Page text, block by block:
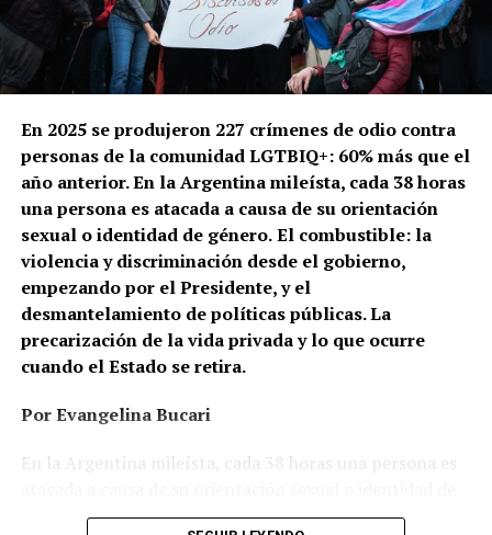
En 2025 se produjeron 227 crímenes de odio contra
personas de la comunidad LGTBIQ+: 60% más que el
año anterior. En la Argentina mileísta, cada 38 horas
una persona es atacada a causa de su orientación
sexual o identidad de género.El combustible: la
violencia y discriminación desde el gobierno,
empezando por el Presidente, y el
desmantelamiento de políticas públicas. La
precarización de la vida privada y lo que ocurre
cuando el Estado se retira.
Por Evangelina Bucari
En la Argentina mileísta, cada 38 horas una persona es
género. En Cañuelas, un hombre le prendió fuego a la